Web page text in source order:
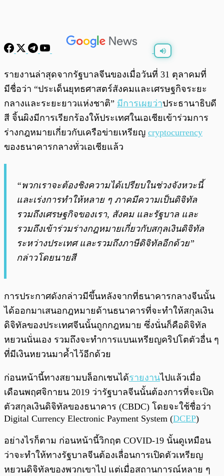
พร้อมเล่น
รายงานล่าสุดจากรัฐบาลจีนของเมื่อวันที่ 31 ตุลาคมที่
มีชื่อว่า “ประเด็นยุทธศาสตร์สังคมและเศรษฐกิจระยะ
กลางและระยะยาวแห่งชาติ” มีการเผยว่าประธานาธิบดี
สี จิ้นผิงมีการเรียกร้องให้ประเทศในเอเชียเข้าร่วมการ
ร่างกฎหมายเกี่ยวกับเครือข่ายเหรียญ cryptocurrency
ของธนาคารกลางทั่วเอเชียแล้ว
“พวกเราจะต้องชิงความได้เปรียบในช่วงจังหวะนี้
และเร่งการทำให้หลาย ๆ ภาคมีความเป็นดิจิทัล
รวมถึงเศรษฐกิจของเรา, สังคม และรัฐบาล และ
รวมถึงเข้าร่วมร่างกฎหมายเกี่ยวกับสกุลเงินดิจิทัล
ระหว่างประเทศ และรวมถึงภาษีดิจิทัลอีกด้วย”
กล่าวโดยนายสี
การประกาศดังกล่าวมีขึ้นหลังจากที่ธนาคารกลางจีนนั้น
ได้ออกมาเสนอกฎหมายด้านธนาคารที่จะทำให้สกุลเงิน
ดิจิทัลของประเทศจีนนั้นถูกกฎหมาย ซึ่งนั่นก็คือดิจิทัล
หยวนนั่นเอง รวมถึงจะทำการแบนเหรียญคริปโตตัวอื่น ๆ
ที่มีเงินหยวนมาค้ำไว้อีกด้วย
ก่อนหน้านี้ทางสยามบล็อกเชนได้รายงานไปแล้วเมื่อ
เดือนพฤศจิกายน 2019 ว่ารัฐบาลจีนนั้นต้องการที่จะเปิด
ตัวสกุลเงินดิจิทัลของธนาคาร (CBDC) โดยจะใช้ชื่อว่า
Digital Currency Electronic Payment System (DCEP)
อย่างไรก็ตาม ก่อนหน้านี้วิกฤต COVID-19 นั้นดูเหมือน
ว่าจะทำให้ทางรัฐบาลจีนต้องเลื่อนการเปิดตัวเหรียญ
หยวนดิจิทัลของพวกเขาไป แต่เมื่อสถานการณ์หลาย ๆ